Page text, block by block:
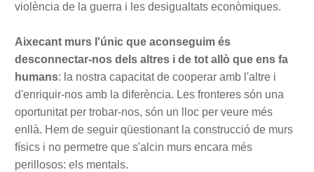
violència de la guerra i les desigualtats econòmiques.
Aixecant murs l'únic que aconseguim és
desconnectar-nos dels altres i de tot allò que ens fa
humans: la nostra capacitat de cooperar amb l'altre i
d'enriquir-nos amb la diferència. Les fronteres són una
oportunitat per trobar-nos, són un lloc per veure més
enllà. Hem de seguir qüestionant la construcció de murs
físics i no permetre que s'alcin murs encara més
perillosos: els mentals.